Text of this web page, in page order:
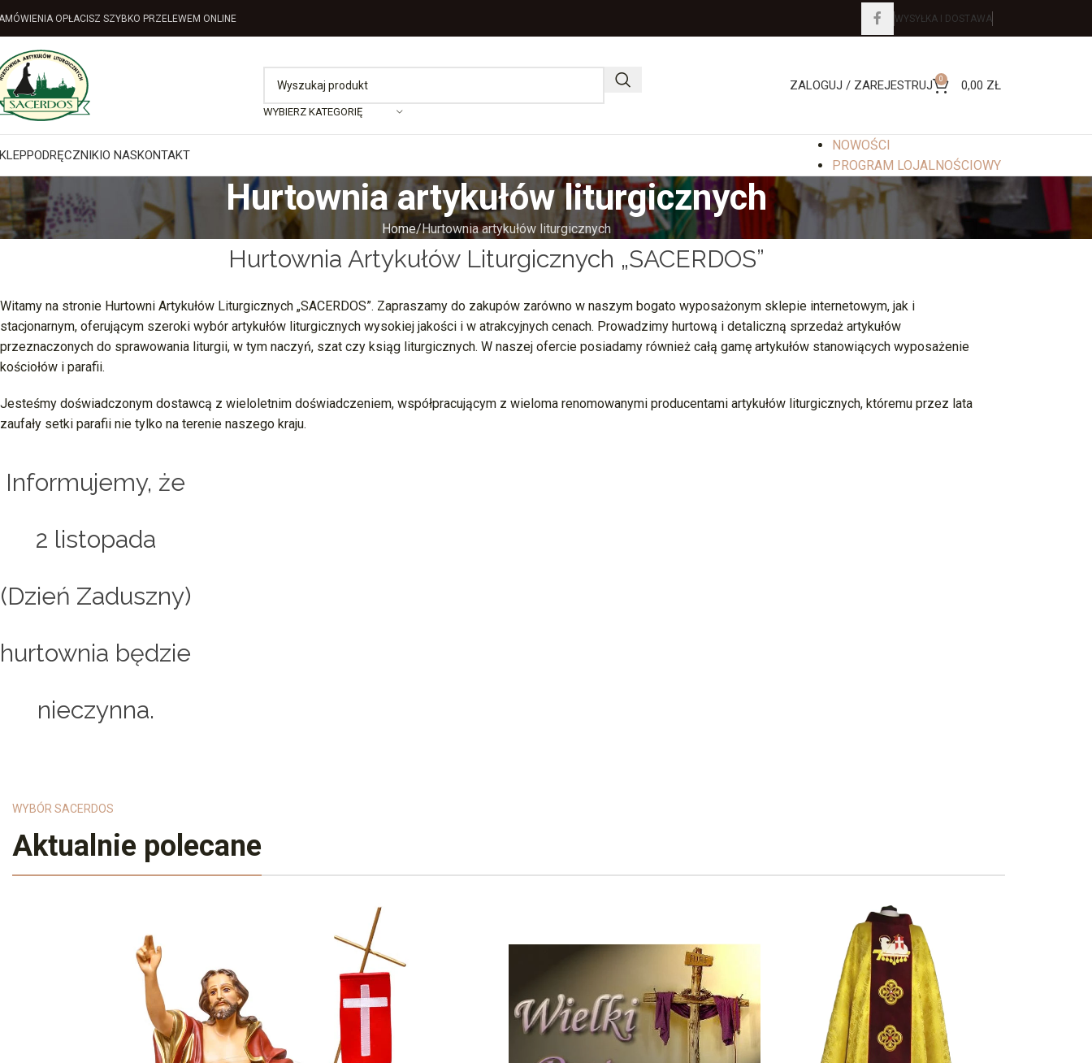
OPŁACISZ SZYBKO PRZELEWEM ONLINE WYSYŁKA I DOSTAWA
WYBIERZ KATEGORIĘ
ZALOGUJ / ZAREJESTRUJ 0 0,00 ZŁ
PODRĘCZNIKIO NASKONTAKT
NOWOŚCI
PROGRAM LOJALNOŚCIOWY
Hurtownia artykułów liturgicznych
Home Hurtownia artykułów liturgicznych
Hurtownia Artykułów Liturgicznych „SACERDOS”
Witamy na stronie Hurtowni Artykułów Liturgicznych „SACERDOS”. Zapraszamy do zakupów zarówno w naszym bogato wyposażonym sklepie internetowym, jak i
stacjonarnym, oferującym szeroki wybór artykułów liturgicznych wysokiej jakości i w atrakcyjnych cenach. Prowadzimy hurtową i detaliczną sprzedaż artykułów
przeznaczonych do sprawowania liturgii, w tym naczyń, szat czy ksiąg liturgicznych. W naszej ofercie posiadamy również całą gamę artykułów stanowiących wyposażenie
kościołów i parafii.
Jesteśmy doświadczonym dostawcą z wieloletnim doświadczeniem, współpracującym z wieloma renomowanymi producentami artykułów liturgicznych, któremu przez lata
zaufały setki parafii nie tylko na terenie naszego kraju.
Informujemy, że
2 listopada
(Dzień Zaduszny)
hurtownia będzie
nieczynna.
WYBÓR SACERDOS
Aktualnie polecane